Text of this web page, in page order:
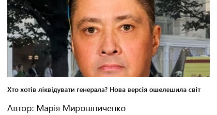
Автор: Марія Мирошниченко